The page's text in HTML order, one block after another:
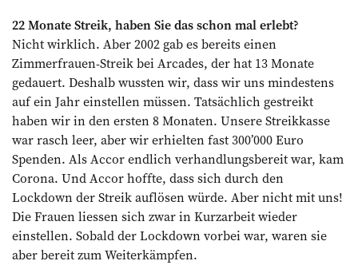
22 Monate Streik, haben Sie das schon mal erlebt?
Nicht wirklich. Aber 2002 gab es bereits einen
Zimmerfrauen-Streik bei Arcades, der hat 13 Monate
gedauert. Deshalb wussten wir, dass wir uns mindestens
auf ein Jahr einstellen müssen. Tatsächlich gestreikt
haben wir in den ersten 8 Monaten. Unsere Streikkasse
war rasch leer, aber wir erhielten fast 300’000 Euro
Spenden. Als Accor endlich verhandlungsbereit war, kam
Corona. Und Accor hoffte, dass sich durch den
Lockdown der Streik auflösen würde. Aber nicht mit uns!
Die Frauen liessen sich zwar in Kurzarbeit wieder
einstellen. Sobald der Lockdown vorbei war, waren sie
aber bereit zum Weiterkämpfen.